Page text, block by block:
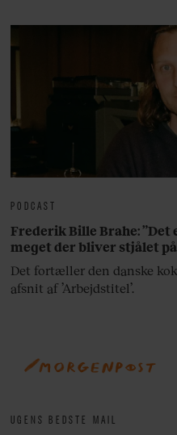
UGENS BEDSTE MAIL
PODCAST
Frederik Bille Brahe:
meget der bliver stjålet
Det fortæller den danske
afsnit af ’Arbejdstitel’.